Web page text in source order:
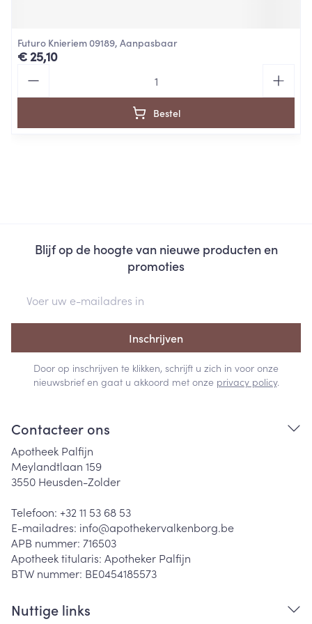
Futuro Knieriem 09189, Aanpasbaar
€ 25,10
Bestel
Blijf op de hoogte van nieuwe producten en
promoties
Inschrijven
Door op inschrijven te klikken, schrijft u zich in voor onze
nieuwsbrief en gaat u akkoord met onze privacy policy.
Contacteer ons
Apotheek Palfijn
Meylandtlaan 159
3550 Heusden-Zolder
Telefoon: +32 11 53 68 53
E-mailadres: info@apothekervalkenborg.be
APB nummer: 716503
Apotheek titularis: Apotheker Palfijn
BTW nummer: BE0454185573
Nuttige links